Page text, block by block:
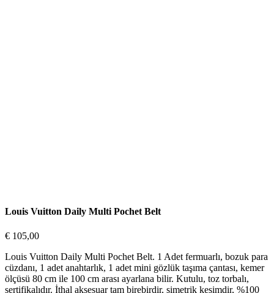
Louis Vuitton Daily Multi Pochet Belt
€ 105,00
Louis Vuitton Daily Multi Pochet Belt. 1 Adet fermuarlı, bozuk para
cüzdanı, 1 adet anahtarlık, 1 adet mini gözlük taşıma çantası, kemer
ölçüsü 80 cm ile 100 cm arası ayarlana bilir. Kutulu, toz torbalı,
sertifikalıdır. İthal aksesuar tam birebirdir, simetrik kesimdir, %100